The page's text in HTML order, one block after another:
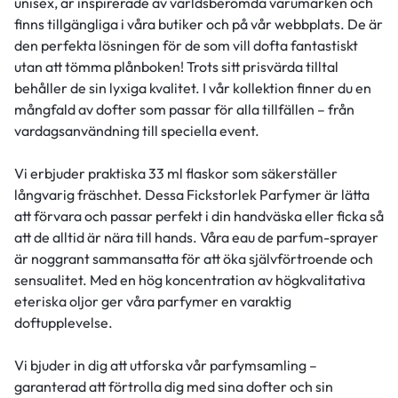
finns tillgängliga i våra butiker och på vår webbplats. De är
den perfekta lösningen för de som vill dofta fantastiskt
utan att tömma plånboken! Trots sitt prisvärda tilltal
behåller de sin lyxiga kvalitet. I vår kollektion finner du en
mångfald av dofter som passar för alla tillfällen – från
vardagsanvändning till speciella event.
Vi erbjuder praktiska 33 ml flaskor som säkerställer
långvarig fräschhet. Dessa Fickstorlek Parfymer är lätta
att förvara och passar perfekt i din handväska eller ficka så
att de alltid är nära till hands. Våra eau de parfum-sprayer
är noggrant sammansatta för att öka självförtroende och
sensualitet. Med en hög koncentration av högkvalitativa
eteriska oljor ger våra parfymer en varaktig
doftupplevelse.
Vi bjuder in dig att utforska vår parfymsamling –
garanterad att förtrolla dig med sina dofter och sin